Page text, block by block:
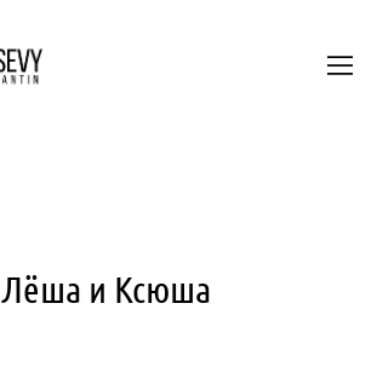
Лёша и Ксюша